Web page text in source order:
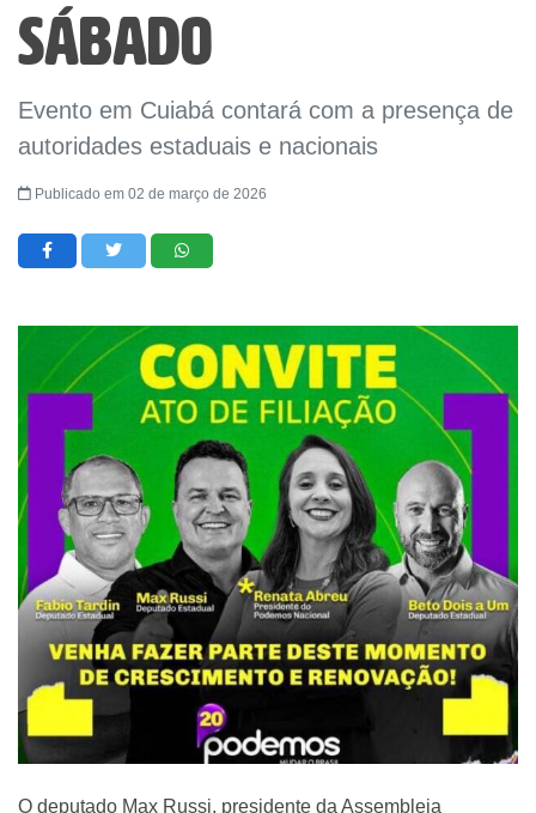
sábado
Evento em Cuiabá contará com a presença de
autoridades estaduais e nacionais
Publicado em 02 de março de 2026
O deputado Max Russi, presidente da Assembleia